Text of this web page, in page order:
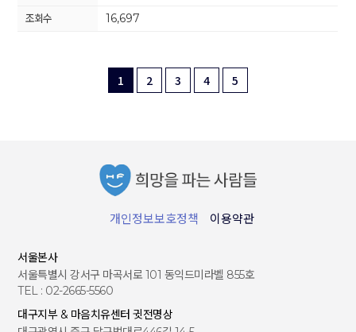
16,697
1 2 3 4 5
개인정보보호정책 이용약관
서울본사
서울특별시 강서구 마곡서로 101 동익드미라벨 855호
TEL : 02-2665-5560
대구지부 & 마음치유센터 귓전명상